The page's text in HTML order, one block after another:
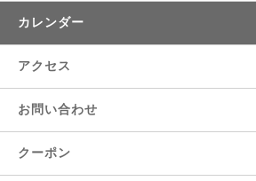
カレンダー
アクセス
お問い合わせ
クーポン